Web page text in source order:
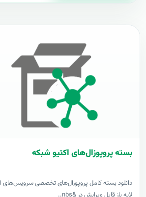
بسته پروپوزال‌های اکتیو شبکه
دانلود بسته کامل پروپوزال‌های تخصصی سرویس‌های